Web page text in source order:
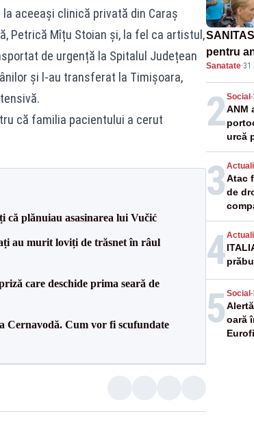
aceeași clinică privată din Caraș
Petrică Mîțu Stoian și, la fel ca artistul,
de urgență la Spitalul Județean
și l-au transferat la Timișoara,
că familia pacientului a cerut
că plănuiau asasinarea lui Vučić
au murit loviți de trăsnet în râul
care deschide prima seară de
Cernavodă. Cum vor fi scufundate
pentru
proiectul
Sanatate·31
2Social -
ANM
urcă
3Atac
de
4
5 Social -
oară